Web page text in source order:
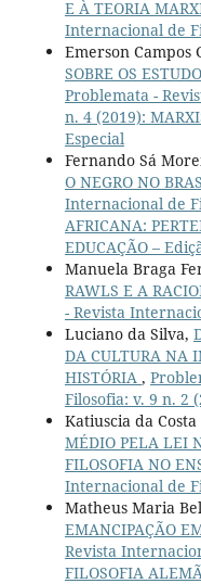
E À TEORIA
Internacional de
Emerson Campos
SOBRE OS
Problemata -
n. 4 (2019):
Especial
Fernando Sá
O NEGRO NO
Internacional de
AFRICANA:
EDUCAÇÃO –
Manuela Braga
RAWLS E A
- Revista
Luciano da Silva,
DA CULTURA NA
HISTÓRIA ,
Filosofia: v. 9 n. 2
Katiuscia da Costa
MÉDIO PELA LEI
FILOSOFIA NO
Internacional de
Matheus Maria
EMANCIPAÇÃO
Revista
FILOSOFIA